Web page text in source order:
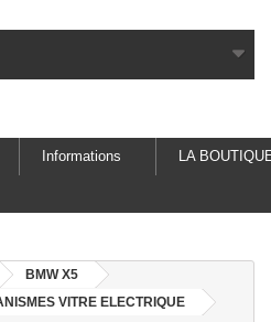
Informations LA
BMW X5
VITRE ELECTRIQUE